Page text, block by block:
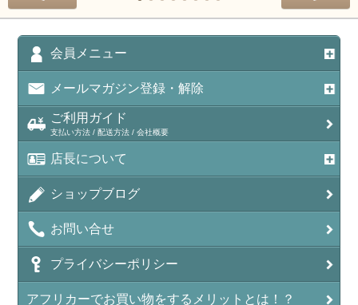
会員メニュー
メールマガジン登録・解除
ご利用ガイド
支払い方法 / 配送方法 / 会社概要
店長について
ショップブログ
お問い合せ
プライバシーポリシー
アフリカーでお買い物をするメリットとは！？